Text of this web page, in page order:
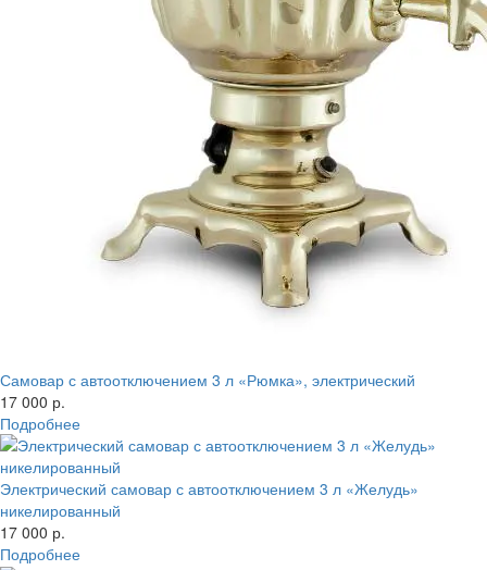
Самовар с автоотключением 3 л «Рюмка», электрический
17 000 р.
Подробнее
Электрический самовар с автоотключением 3 л «Желудь»
никелированный
17 000 р.
Подробнее